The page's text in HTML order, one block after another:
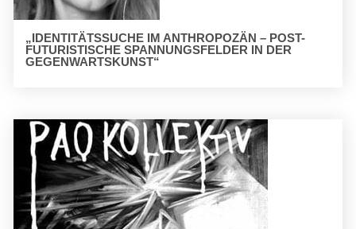
„IDENTITÄTSSUCHE IM ANTHROPOZÄN – POST-
FUTURISTISCHE SPANNUNGSFELDER IN DER
GEGENWARTSKUNST“